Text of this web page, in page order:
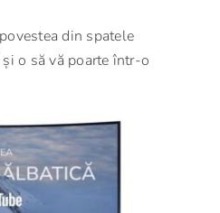
din spatele
o să vă poarte într-o